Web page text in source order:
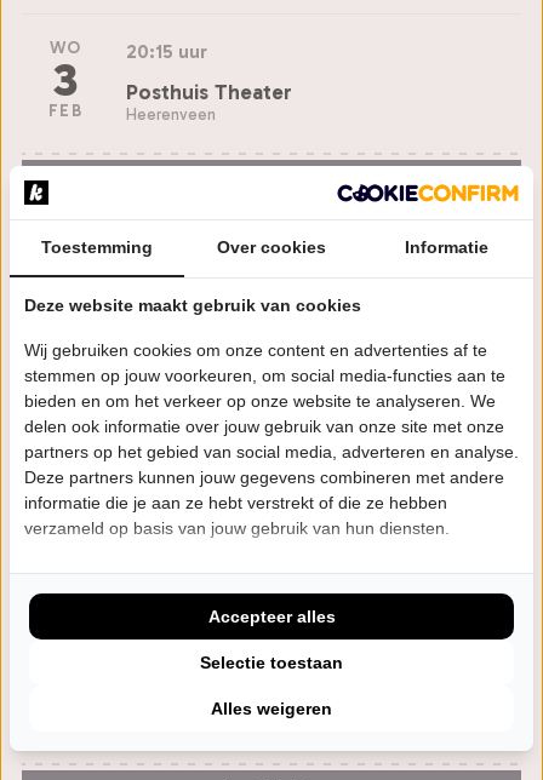
WO
3
FEB
20:15 uur
Posthuis Theater
Heerenveen
VR
19
FEB
20:15 uur
Cool kunst en cultuur
Heerhugowaard
Bestel tickets
ZO
21
15:00 uur
Theater De Schalm
Veldhoven
20:15 uur
Isala Theater
Toestemming Over cookies Informatie
Deze website maakt gebruik van cookies
Wij gebruiken cookies om onze content en advertenties af te
stemmen op jouw voorkeuren, om social media-functies aan te
bieden en om het verkeer op onze website te analyseren. We
delen ook informatie over jouw gebruik van onze site met onze
partners op het gebied van social media, adverteren en analyse.
Deze partners kunnen jouw gegevens combineren met andere
informatie die je aan ze hebt verstrekt of die ze hebben
verzameld op basis van jouw gebruik van hun diensten.
Alles weigeren
Selectie toestaan
Accepteer alles